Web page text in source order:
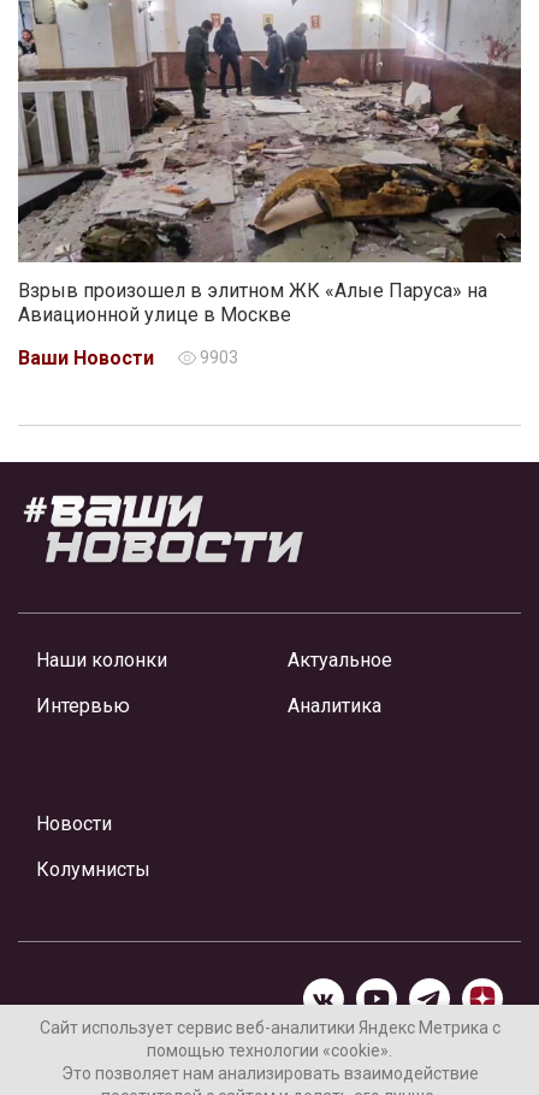
Взрыв произошел в элитном ЖК «Алые Паруса» на
Авиационной улице в Москве
Ваши Новости
9903
Наши колонки
Интервью
Актуальное
Аналитика
Новости
Колумнисты
Материалы предоставлены редакцией Интернет-газеты
«Ваши новости»
Сайт использует сервис веб-аналитики Яндекс Метрика с
помощью технологии «cookie».
Это позволяет нам анализировать взаимодействие